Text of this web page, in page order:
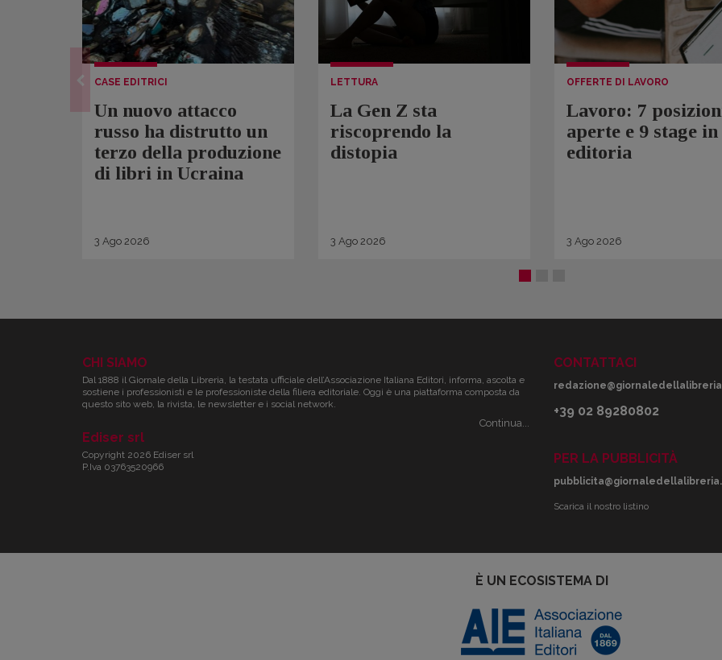
CASE EDITRICI
Un nuovo attacco
russo ha distrutto un
terzo della produzione
di libri in Ucraina
3 Ago 2026
LETTURA
La Gen Z sta
riscoprendo la
distopia
3 Ago 2026
OFFERTE DI LAVORO
Lavoro: 7
aperte e 9 stage in
editoria
3 Ago 2026
CHI SIAMO
Dal 1888 il Giornale della Libreria, la testata ufficiale dell’Associazione Italiana Editori, informa, ascolta e
sostiene i professionisti e le professioniste della filiera editoriale. Oggi è una piattaforma composta da
questo sito web, la rivista, le newsletter e i social network.
Continua...
Ediser srl
Copyright 2026 Ediser srl
P.Iva 03763520966
CONTATTACI
+39 02 89280802
PER LA PUBBLICITÀ
Scarica il nostro listino
È UN ECOSISTEMA DI